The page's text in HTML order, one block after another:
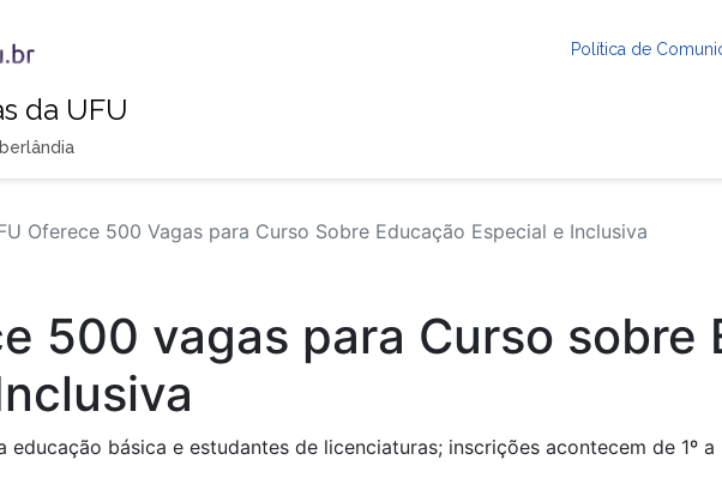
Política de
da UFU
Oferece 500 Vagas para Curso Sobre Educação Especial e Inclusiva
500 vagas para Curso sobre
básica e estudantes de licenciaturas; inscrições acontecem de 1º